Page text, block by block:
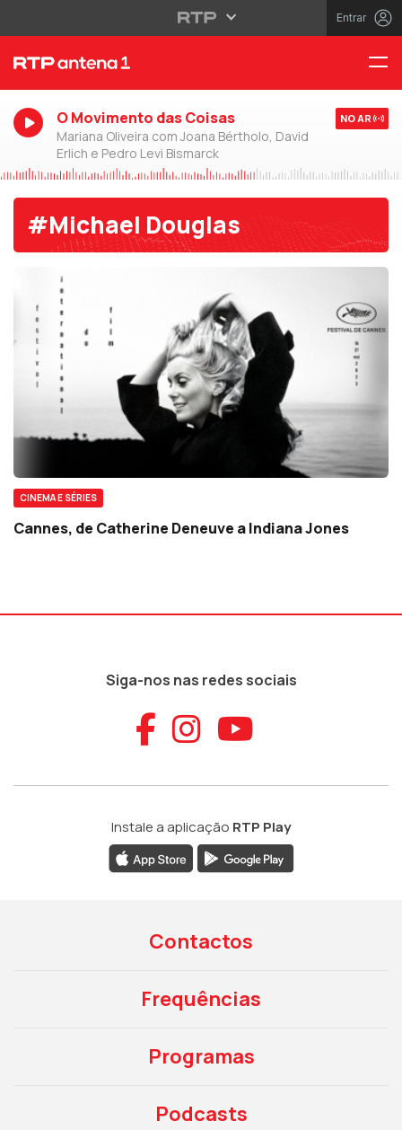
Entrar
O Movimento das Coisas
Mariana Oliveira com Joana Bértholo, David
Erlich e Pedro Levi Bismarck
NO AR
#Michael Douglas
CINEMA E SÉRIES
Cannes, de Catherine Deneuve a Indiana Jones
Siga-nos nas redes sociais
Aceder ao
Aceder ao
Aceder
Instale a aplicação RTP Play
Contactos
Frequências
Programas
Podcasts